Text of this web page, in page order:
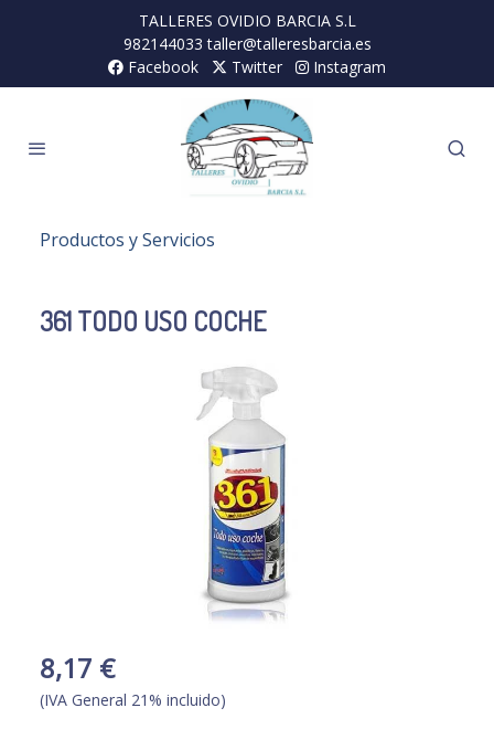
TALLERES OVIDIO BARCIA S.L
982144033 taller@talleresbarcia.es
Facebook
Twitter Instagram
Productos y Servicios
361 TODO USO COCHE
8,17 €
(IVA General 21% incluido)